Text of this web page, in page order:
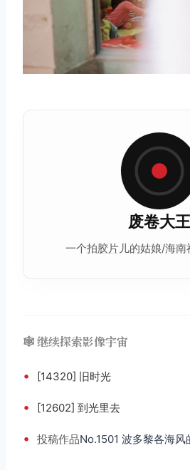
废卷大王
一个拍胶片儿的姑娘/海南
🕸️ 继续探索影像宇宙
• [14320] 旧时光
• [12602] 到光里去
• 投稿作品No.1501 波多黎各海风